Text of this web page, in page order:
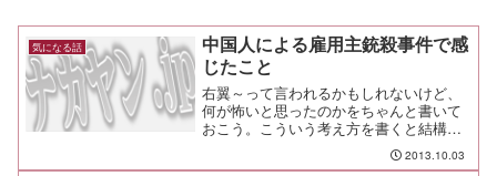
気になる話
中国人による雇用主銃殺事件で感
じたこと
右翼～って言われるかもしれないけど、
何が怖いと思ったのかをちゃんと書いて
おこう。こういう考え方を書くと結構か
らかわれるけど、こうした国防的な話が
タブーっぽく扱われるってどうかと思う
2013.10.03